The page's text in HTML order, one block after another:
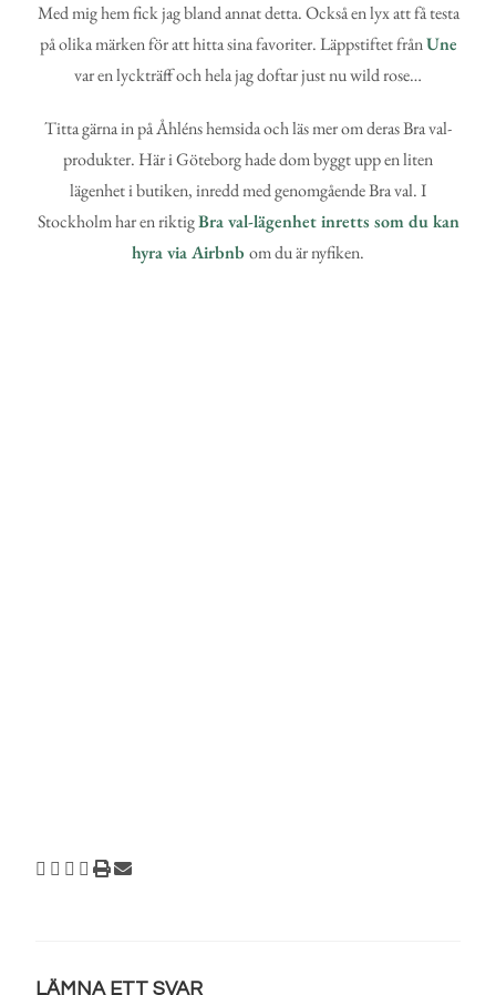
Med mig hem fick jag bland annat detta. Också en lyx att få testa
på olika märken för att hitta sina favoriter. Läppstiftet frånUne
var en lyckträff och hela jag doftar just nu wild rose…
Titta gärna in på Åhléns hemsida och läs mer om deras Bra val-
produkter. Här i Göteborg hade dom byggt upp en liten
lägenhet i butiken, inredd med genomgående Bra val. I
Stockholm har en riktigBra val-lägenhet inretts som du kan
hyra via Airbnb om du är nyfiken.
LÄMNA ETT SVAR